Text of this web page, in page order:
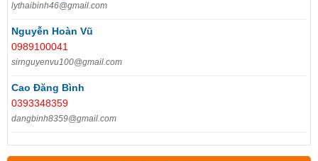
lythaibinh46@gmail.com
Nguyễn Hoàn Vũ
0989100041
sirnguyenvu100@gmail.com
Cao Đăng Bình
0393348359
dangbinh8359@gmail.com